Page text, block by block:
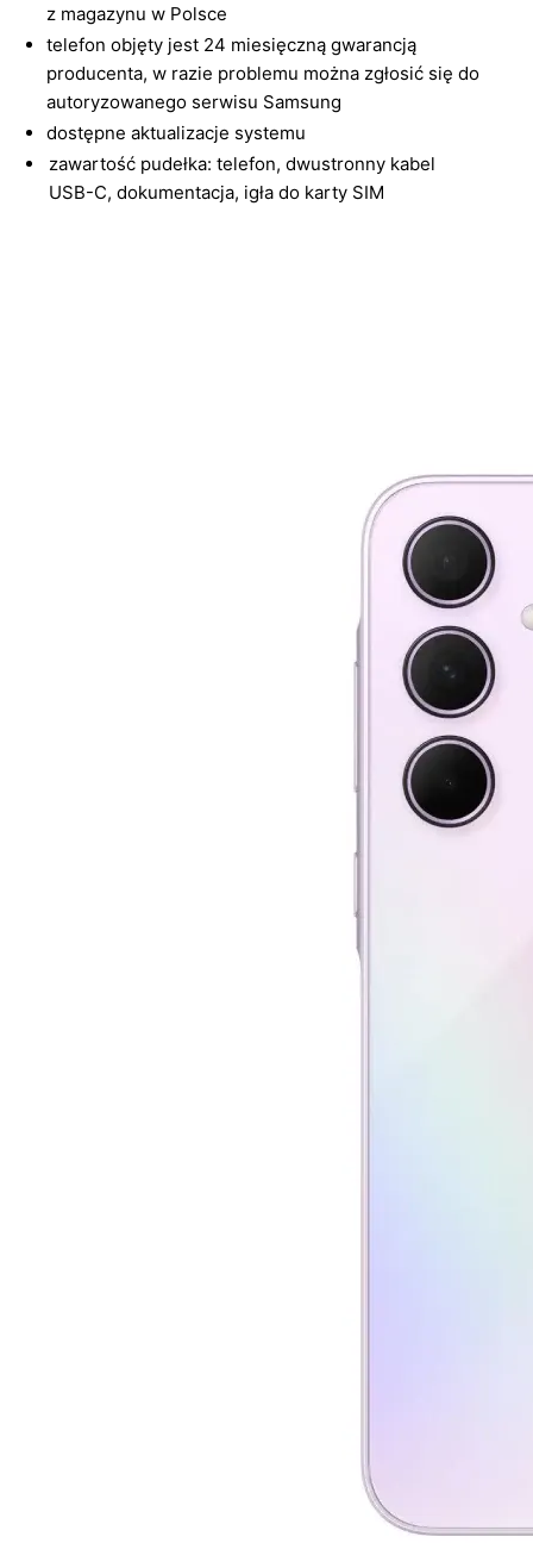
z magazynu w Polsce
telefon objęty jest 24 miesięczną gwarancją
producenta, w razie problemu można zgłosić się do
autoryzowanego serwisu Samsung
dostępne aktualizacje systemu
zawartość pudełka: telefon, dwustronny kabel
USB-C, dokumentacja, igła do karty SIM